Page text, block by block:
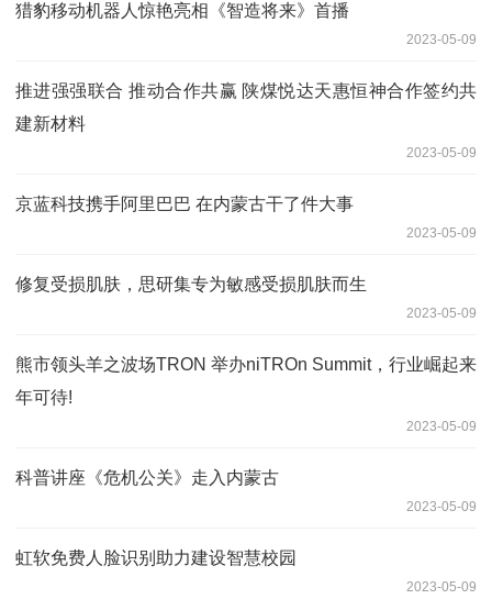
猎豹移动机器人惊艳亮相《智造将来》首播
2023-05-09
推进强强联合 推动合作共赢 陕煤悦达天惠恒神合作签约共
建新材料
2023-05-09
京蓝科技携手阿里巴巴 在内蒙古干了件大事
2023-05-09
修复受损肌肤，思研集专为敏感受损肌肤而生
2023-05-09
熊市领头羊之波场TRON 举办niTROn Summit，行业崛起来
年可待!
2023-05-09
科普讲座《危机公关》走入内蒙古
2023-05-09
虹软免费人脸识别助力建设智慧校园
2023-05-09